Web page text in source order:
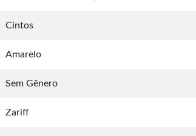
Cintos
Amarelo
Sem Gênero
Zariff